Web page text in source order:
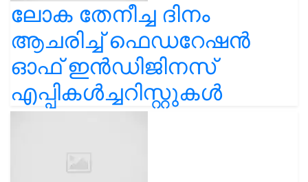
ലോക തേനീച്ച ദിനം
ആചരിച്ച് ഫെഡറേഷൻ
ഓഫ് ഇൻഡിജിനസ്
എപ്പികൾച്ചറിസ്റ്റുകൾ